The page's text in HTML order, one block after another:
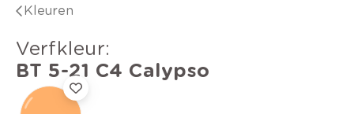
Kleuren
verfkleur:
BT 5-21 C4 Calypso